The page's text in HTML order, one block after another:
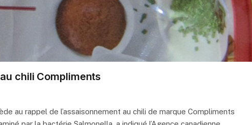
chili Compliments
au rappel de l’assaisonnement au chili de marque Compliments